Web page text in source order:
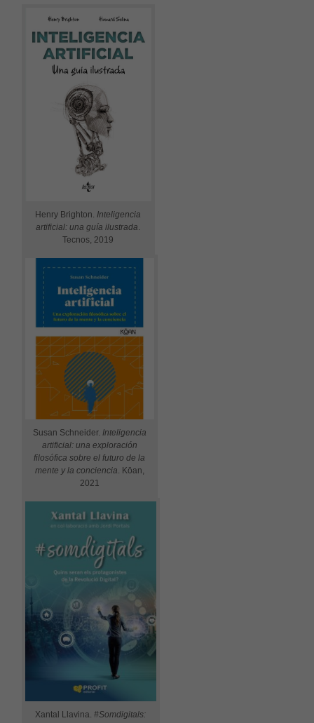
Henry Brighton.Inteligencia
artificial: una guía ilustrada.
Tecnos, 2019
Susan Schneider. Inteligencia
artificial: una exploración
filosófica sobre el futuro de la
mente y la conciencia. Kōan,
2021
Xantal Llavina.#Somdigitals: